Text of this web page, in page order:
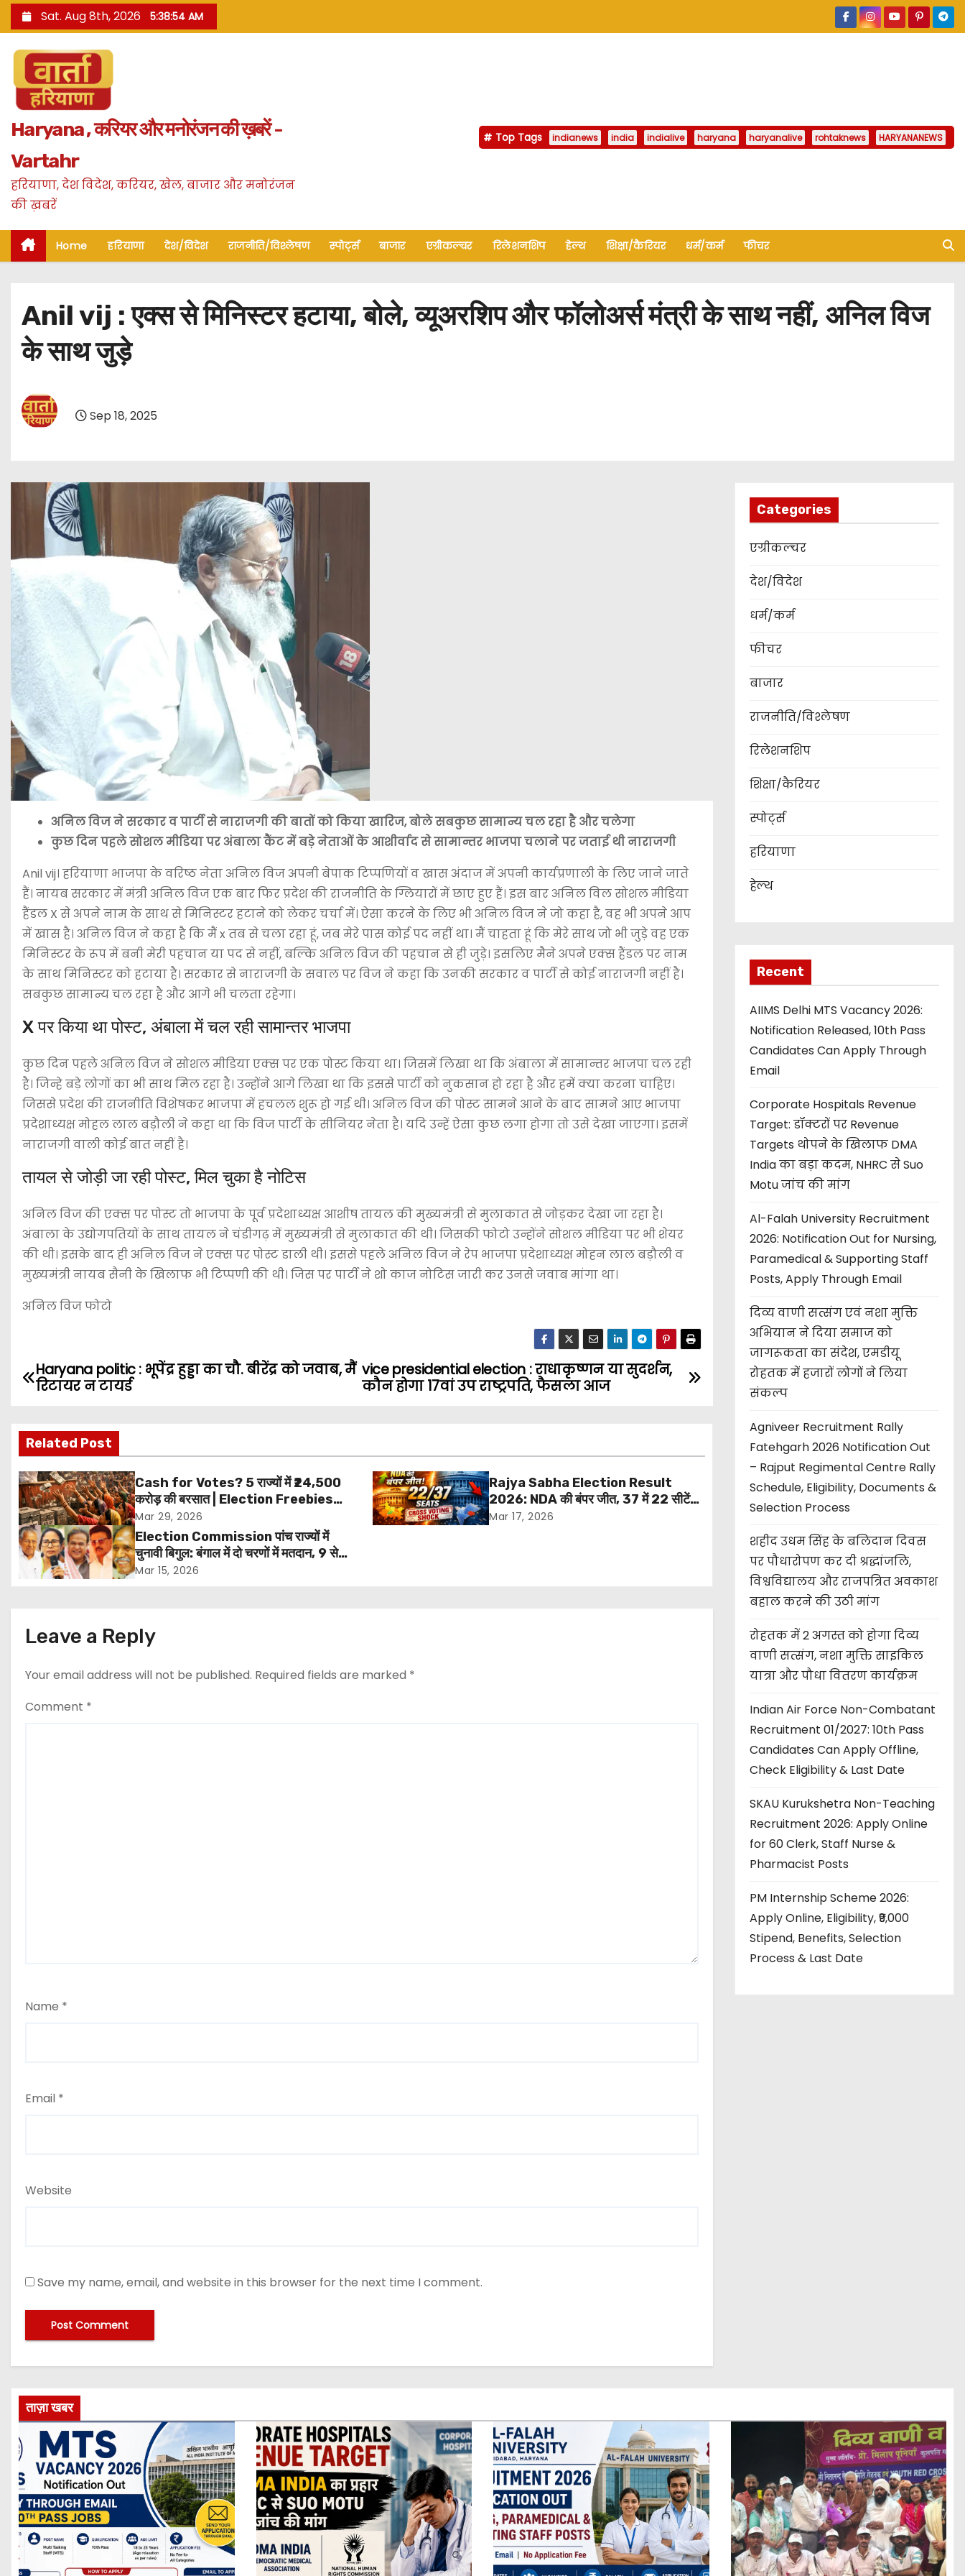
k
n
Sat. Aug 8th, 2026 5:38:56 AM
Haryana , करियर और मनोरंजन की ख़बरें -
Vartahr
हरियाणा, देश विदेश, करियर, खेल, बाजार और मनोरंजन
की ख़बरें
Top Tags indianews india indialive haryana haryanalive rohtaknews HARYANANEWS
Home हरियाणा देश/विदेश राजनीति/विश्लेषण स्पोर्ट्स बाजार एग्रीकल्चर रिलेशनशिप हेल्थ शिक्षा/कैरियर धर्म/कर्म फीचर
Anil vij : एक्स से मिनिस्टर हटाया, बोले, व्यूअरशिप और फॉलोअर्स मंत्री के साथ नहीं, अनिल विज
के साथ जुड़े
Sep 18, 2025
अनिल विज ने सरकार व पार्टी से नाराजगी की बातों को किया खारिज, बोले सबकुछ सामान्य चल रहा है और चलेगा
कुछ दिन पहले सोशल मीडिया पर अंबाला कैंट में बड़े नेताओं के आशीर्वाद से सामान्तर भाजपा चलाने पर जताई थी नाराजगी
Anil vij। हरियाणा भाजपा के वरिष्ठ नेता अनिल विज अपनी बेपाक टिप्पणियों व खास अंदाज में अपनी कार्यप्रणाली के लिए जाने जाते
हैं। नायब सरकार में मंत्री अनिल विज एक बार फिर प्रदेश की राजनीति के ग्लियारों में छाए हुए हैं। इस बार अनिल विल सोशल मीडिया
हैंडल X से अपने नाम के साथ से मिनिस्टर हटाने को लेकर चर्चा में। ऐसा करने के लिए भी अनिल विज ने जो कहा है, वह भी अपने आप
में खास है। अनिल विज ने कहा है कि मैं x तब से चला रहा हूं, जब मेरे पास कोई पद नहीं था। मैं चाहता हूं कि मेरे साथ जो भी जुड़े वह एक
मिनिस्टर के रूप में बनी मेरी पहचान या पद से नहीं, बल्कि अनिल विज की पहचान से ही जुड़े। इसलिए मैने अपने एक्स हैंडल पर नाम
के साथ मिनिस्टर को हटाया है। सरकार से नाराजगी के सवाल पर विज ने कहा कि उनकी सरकार व पार्टी से कोई नाराजगी नहीं है।
सबकुछ सामान्य चल रहा है और आगे भी चलता रहेगा।
X पर किया था पोस्ट, अंबाला में चल रही सामान्तर भाजपा
कुछ दिन पहले अनिल विज ने सोशल मीडिया एक्स पर एक पोस्ट किया था। जिसमें लिखा था कि अंबाला में सामान्तर भाजपा चल रही
है। जिन्हे बड़े लोगों का भी साथ मिल रहा है। उन्होंने आगे लिखा था कि इससे पार्टी को नुकसान हो रहा है और हमें क्या करना चाहिए।
जिससे प्रदेश की राजनीति विशेषकर भाजपा में हचलल शुरू हो गई थी। अनिल विज की पोस्ट सामने आने के बाद सामने आए भाजपा
प्रदेशाध्यक्ष मोहल लाल बड़ौली ने कहा था कि विज पार्टी के सीनियर नेता है। यदि उन्हें ऐसा कुछ लगा होगा तो उसे देखा जाएगा। इसमें
नाराजगी वाली कोई बात नहीं है।
तायल से जोड़ी जा रही पोस्ट, मिल चुका है नोटिस
अनिल विज की एक्स पर पोस्ट तो भाजपा के पूर्व प्रदेशाध्यक्ष आशीष तायल की मुख्यमंत्री से मुलाकात से जोड़कर देखा जा रहा है।
अंबाला के उद्योगपतियों के साथ तायल ने चंडीगढ़ में मुख्यमंत्री से मुलाकात की थी। जिसकी फोटो उन्होंने सोशल मीडिया पर भी शेयर
की थी। इसके बाद ही अनिल विज ने एक्स पर पोस्ट डाली थी। इससे पहले अनिल विज ने रेप भाजपा प्रदेशाध्यक्ष मोहन लाल बड़ौली व
मुख्यमंत्री नायब सैनी के खिलाफ भी टिप्पणी की थी। जिस पर पार्टी ने शो काज नोटिस जारी कर उनसे जवाब मांगा था।
अनिल विज फोटो
P
s
t
n
a
v
a
t
i
vice presidential election : राधाकृष्णन या सुदर्शन,
कौन होगा 17वां उप राष्ट्रपति, फैसला आज
Haryana politic : भूपेंद्र हुड्डा का चौ. बीरेंद्र को जवाब, मैं
रिटायर न टायर्ड
Related Post
Cash for Votes? 5 राज्यों में ₹24,500
करोड़ की बरसात | Election Freebies
India 2026
Mar 29, 2026
Rajya Sabha Election Result
2026: NDA की बंपर जीत, 37 में 22 सीटें
जीतीं, हरियाणा-ओडिशा में क्रॉस वोटिंग से बड़ा
Mar 17, 2026
Election Commission पांच राज्यों में
चुनावी बिगुल: बंगाल में दो चरणों में मतदान, 9 से
29 अप्रैल तक वोटिंग; 4 मई को आएंगे नतीजे
Mar 15, 2026
Leave a Reply
Your email address will not be published. Required fields are marked *
Comment *
Name *
Email *
Website
Save my name, email, and website in this browser for the next time I comment.
Categories
एग्रीकल्चर
देश/विदेश
धर्म/कर्म
फीचर
बाजार
राजनीति/विश्लेषण
रिलेशनशिप
शिक्षा/कैरियर
स्पोर्ट्स
हरियाणा
हेल्थ
Recent
AIIMS Delhi MTS Vacancy 2026:
Notification Released, 10th Pass
Candidates Can Apply Through
Email
Corporate Hospitals Revenue
Target: डॉक्टरों पर Revenue
Targets थोपने के खिलाफ DMA
India का बड़ा कदम, NHRC से Suo
Motu जांच की मांग
Al-Falah University Recruitment
2026: Notification Out for Nursing,
Paramedical & Supporting Staff
Posts, Apply Through Email
दिव्य वाणी सत्संग एवं नशा मुक्ति
अभियान ने दिया समाज को
जागरूकता का संदेश, एमडीयू
रोहतक में हजारों लोगों ने लिया
संकल्प
Agniveer Recruitment Rally
Fatehgarh 2026 Notification Out
– Rajput Regimental Centre Rally
Schedule, Eligibility, Documents &
Selection Process
शहीद उधम सिंह के बलिदान दिवस
पर पौधारोपण कर दी श्रद्धांजलि,
विश्वविद्यालय और राजपत्रित अवकाश
बहाल करने की उठी मांग
रोहतक में 2 अगस्त को होगा दिव्य
वाणी सत्संग, नशा मुक्ति साइकिल
यात्रा और पौधा वितरण कार्यक्रम
Indian Air Force Non-Combatant
Recruitment 01/2027: 10th Pass
Candidates Can Apply Offline,
Check Eligibility & Last Date
SKAU Kurukshetra Non-Teaching
Recruitment 2026: Apply Online
for 60 Clerk, Staff Nurse &
Pharmacist Posts
PM Internship Scheme 2026:
Apply Online, Eligibility, ₹9,000
Stipend, Benefits, Selection
Process & Last Date
ताज़ा खबर